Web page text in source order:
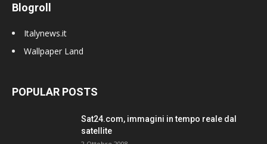
Blogroll
Italynews.it
Wallpaper Land
POPULAR POSTS
Sat24.com, immagini in tempo reale dal
satellite